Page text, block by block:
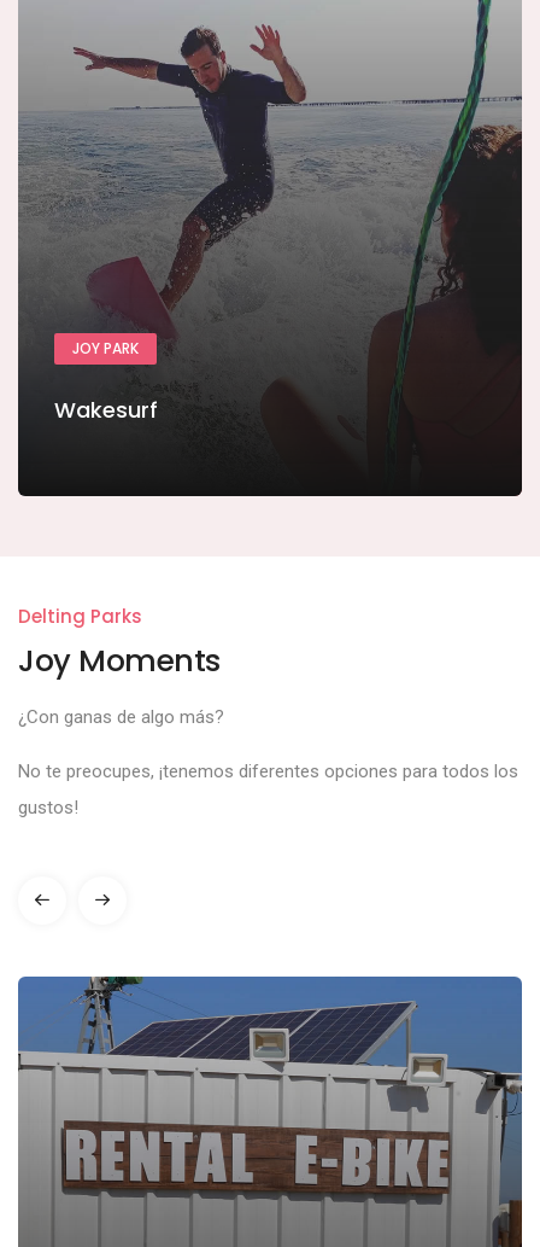
JOY PARK
Wakesurf
Delting Parks
Joy Moments
¿Con ganas de algo más?
No te preocupes, ¡tenemos diferentes opciones para todos los
gustos!